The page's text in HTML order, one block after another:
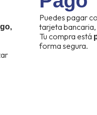
Puedes pagar
tarjeta bancaria,
Tu compra está
forma segura.